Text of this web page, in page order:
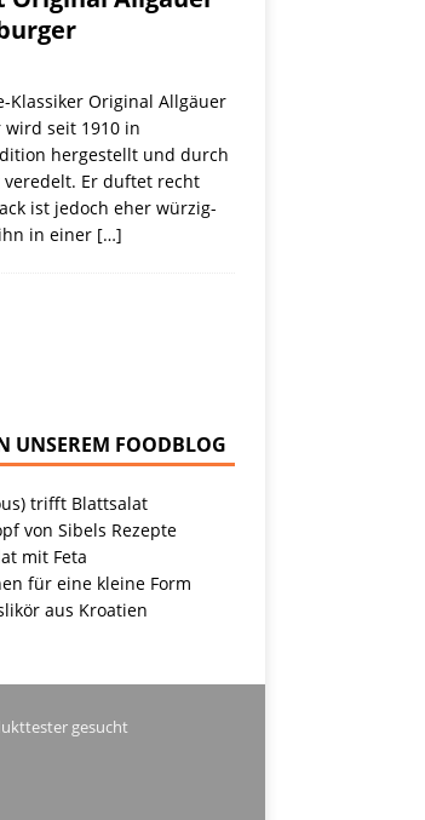
Klassiker Original Allgäuer
seit 1910 in
hergestellt und durch
Er duftet recht
ist jedoch eher würzig-
in einer […]
UNSEREM FOODBLOG
trifft Blattsalat
von Sibels Rezepte
mit Feta
für eine kleine Form
aus Kroatien